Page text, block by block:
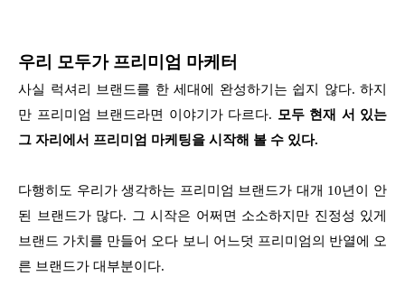
우리 모두가 프리미엄 마케터
사실 럭셔리 브랜드를 한 세대에 완성하기는 쉽지 않다. 하지
만 프리미엄 브랜드라면 이야기가 다르다. 모두 현재 서 있는
그 자리에서 프리미엄 마케팅을 시작해 볼 수 있다.
다행히도 우리가 생각하는 프리미엄 브랜드가 대개 10년이 안
된 브랜드가 많다. 그 시작은 어쩌면 소소하지만 진정성 있게
브랜드 가치를 만들어 오다 보니 어느덧 프리미엄의 반열에 오
른 브랜드가 대부분이다.